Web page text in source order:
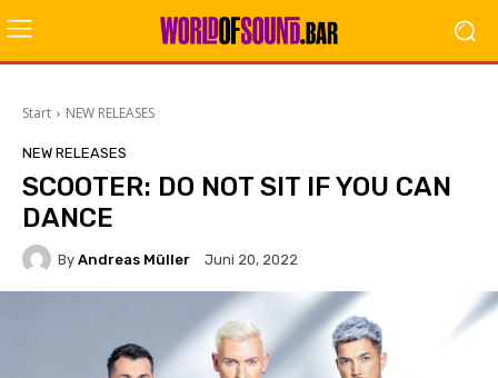
Start NEW RELEASES
NEW RELEASES
SCOOTER: DO NOT SIT IF YOU CAN
DANCE
By Andreas Müller Juni 20, 2022